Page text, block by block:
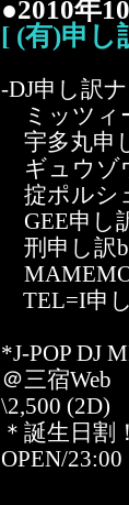
●2010年
[ (有)申し
-DJ申し訳
ミッツィ
宇多丸申
ギュウゾ
掟ポルシ
GEE申し
刑申し訳
TEL=I申
*J-POP DJ
＠三宿
\2,500 (2D)
＊誕生日割
OPEN/23:00